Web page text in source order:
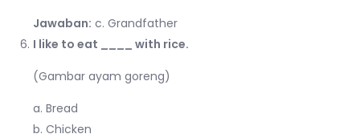
Jawaban: c. Grandfather
I like to eat ____ with rice.
(Gambar ayam goreng)
a. Bread
b. Chicken